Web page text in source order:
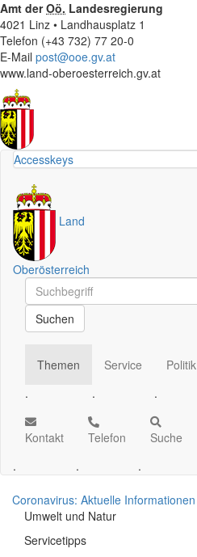
Amt derOö. Landesregierung
4021 Linz • Landhausplatz 1
Telefon (+43 732) 77 20-0
E-Mail post@ooe.gv.at
www.land-oberoesterreich.gv.at
Accesskeys
Land
Oberösterreich
Schnellsuche
Schnellsuche
Suchen
Themen
.
Service
.
Politik
.
Kontakt
.
Telefon
.
Suche
.
Coronavirus: Aktuelle Informationen
Umwelt und Natur
Servicetipps